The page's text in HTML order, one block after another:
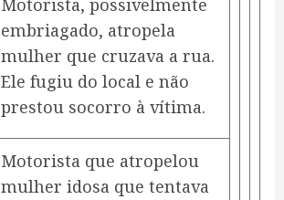
Motorista, possivelmente
embriagado, atropela
mulher que cruzava a rua.
Ele fugiu do local e não
prestou socorro à vítima.
Motorista que atropelou
mulher idosa que tentava